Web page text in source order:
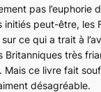
pas l’euphorie
initiés peut-être, les
ce qui a trait à
Britanniques très
Mais ce livre fait
désagréable.